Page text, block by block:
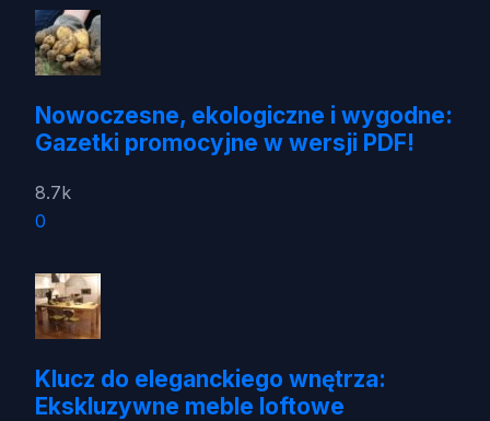
Nowoczesne, ekologiczne i wygodne:
Gazetki promocyjne w wersji PDF!
8.7k
0
Klucz do eleganckiego wnętrza:
Ekskluzywne meble loftowe